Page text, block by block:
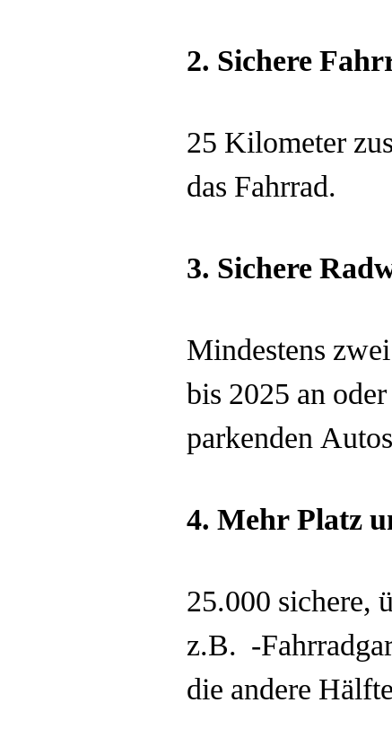
2. Sichere
25 Kilometer
das Fahrrad.
3. Sichere
Mindestens
bis 2025 an
parkenden Autos
4. Mehr Platz
25.000 sichere,
z.B. -
die andere